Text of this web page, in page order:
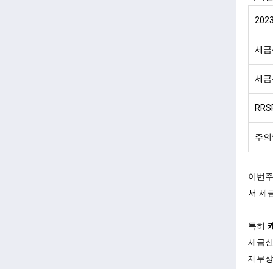
세
세
주
이번
서 세
특히
세금
재무